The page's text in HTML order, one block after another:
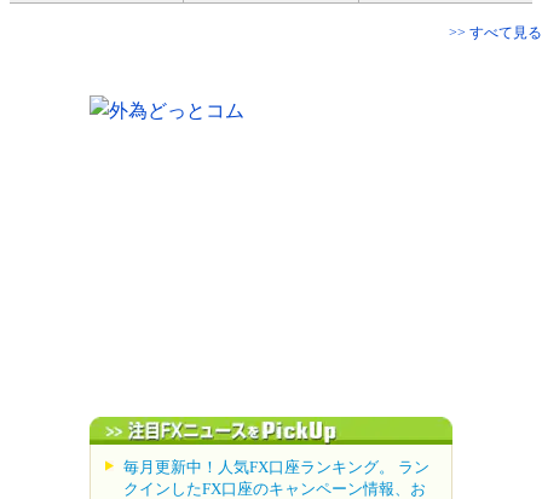
>> すべて見る
毎月更新中！人気FX口座ランキング。 ラン
クインしたFX口座のキャンペーン情報、お